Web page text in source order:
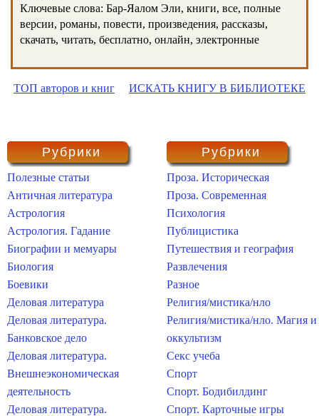
Ключевые слова: Бар-Яалом Эли, книги, все, полные
версии, романы, повести, произведения, рассказы,
скачать, читать, бесплатно, онлайн, электронные
ТОП авторов и книг ИСКАТЬ КНИГУ В БИБЛИОТЕКЕ
Рубрики
Полезные статьи
Античная литература
Астрология
Астрология. Гадание
Биографии и мемуары
Биология
Боевики
Деловая литература
Деловая литература.
Банковское дело
Деловая литература.
Внешнеэкономическая
деятельность
Деловая литература.
Рубрики
Проза. Историческая
Проза. Современная
Психология
Публицистика
Путешествия и география
Развлечения
Разное
Религия/мистика/нло
Религия/мистика/нло. Магия и
оккультизм
Секс учеба
Спорт
Спорт. Бодибилдинг
Спорт. Карточные игры